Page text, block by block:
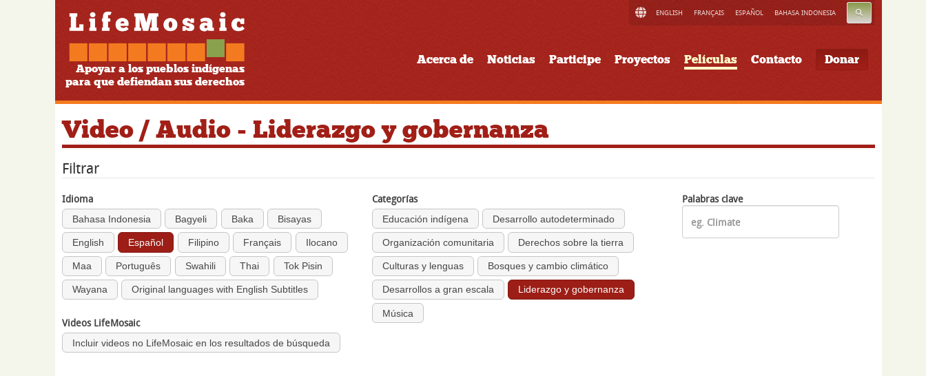
Apoyar a los pueblos indígenas
para que defiendan sus derechos
ENGLISH FRANÇAIS ESPAÑOL BAHASA INDONESIA BUSCAR
Acerca de Noticias Participe Proyectos Películas Contacto Donar
Video / Audio - Liderazgo y gobernanza
Filtrar
Idioma
Bahasa Indonesia Bagyeli Baka Bisayas
English Español Filipino Français Ilocano
Maa Português Swahili Thai Tok Pisin
Wayana Original languages with English Subtitles
Videos LifeMosaic
Incluir videos no LifeMosaic en los resultados de búsqueda
Categorías
Educación indígena Desarrollo autodeterminado
Organización comunitaria Derechos sobre la tierra
Culturas y lenguas Bosques y cambio climático
Desarrollos a gran escala Liderazgo y gobernanza
Música
Palabras clave